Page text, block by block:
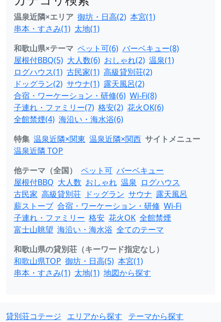
温泉近隣×エリア 御坊・日高(2) 本宮(1)
串本・すさみ(1) 太地(1)
和歌山県×テーマ ペット可(6) バーベキュー(8)
屋根付BBQ(5) 大人数(6) おしゃれ(2) 温泉(1)
ログハウス(1) 古民家(1) 高級貸別荘(2)
ドッグラン(2) サウナ(1) 露天風呂(2)
合宿・ワーケーション・研修(6) Wi-Fi(8)
子連れ・ファミリー(7) 格安(2) 花火OK(6)
全館禁煙(4) 海沿い・海水浴(6)
特集 温泉近隣×関東 温泉近隣×関西 サイトメニュー
温泉近隣 TOP
他テーマ（全国）
ペット可 バーベキュー
屋根付BBQ 大人数 おしゃれ 温泉 ログハウス
古民家 高級貸別荘 ドッグラン サウナ 露天風呂
薪ストーブ 合宿・ワーケーション・研修 Wi-Fi
子連れ・ファミリー 格安 花火OK 全館禁煙
富士山眺望 海沿い・海水浴 全てのテーマ
和歌山県の貸別荘（キーワード指定なし）
和歌山県TOP 御坊・日高(5) 本宮(1)
串本・すさみ(1) 太地(1) 地図から探す
貸別荘コテージ エリアから探す
テーマから探す